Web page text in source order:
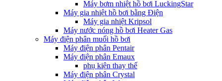
Máy bơm nhiệt hồ bơi LuckingStar
Máy gia nhiệt hồ bơi bằng Điện
Máy gia nhiệt Kripsol
Máy nước nóng hồ bơi Heater Gas
Máy điện phân muối hồ bơi
Máy điện phân Pentair
Máy điện phân Emaux
phụ kiện thay thế
Máy điện phân Crystal